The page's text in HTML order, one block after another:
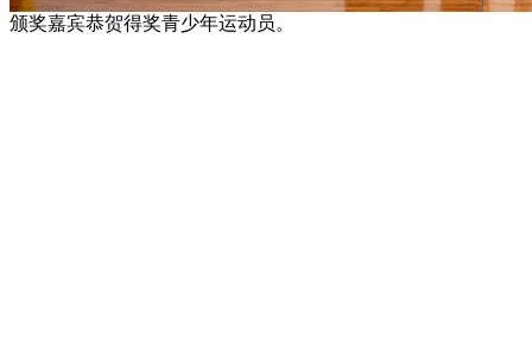
颁奖嘉宾恭贺得奖青少年运动员。